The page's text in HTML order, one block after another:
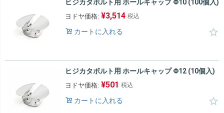
ヒジカタボルト用 ホールキャップ Φ10 (100個入)
ヨドヤ価格: ¥3,514 税込
カートに入れる
ヒジカタボルト用 ホールキャップ Φ12 (10個入)
ヨドヤ価格: ¥501 税込
カートに入れる